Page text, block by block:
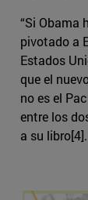
“Si Obama
pivotado a
Estados
que el
no es el
entre los
a su libro[4].